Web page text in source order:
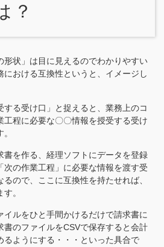
？
形状」は目に見えるのでわかりやすい
おける互換性というと、イメージし
する受け口」と捉えると、業務上のコ
工程に必要な〇〇情報を授受する受け
書を作る、経理ソフトにデータを登録
次の作業工程」に必要な情報を渡す受
ので、ここに互換性を持たせれば、
。
イルをひと手間かけるだけで請求書に
書のファイルをCSVで保存すると会計
るようにする・・・といった具合で